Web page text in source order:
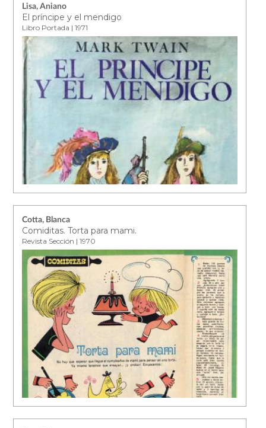
Lisa, Aniano
El príncipe y el mendigo
Libro Portada | 1971
Cotta, Blanca
Comiditas. Torta para mami.
Revista Sección | 1970